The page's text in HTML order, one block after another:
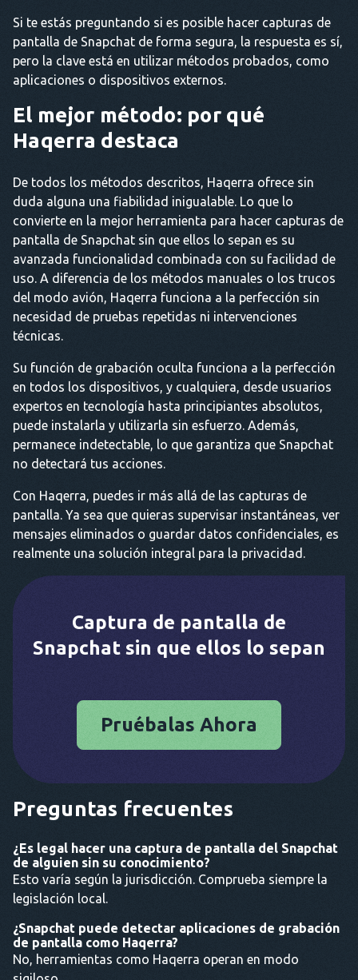
Si te estás preguntando si es posible hacer capturas de
pantalla de Snapchat de forma segura, la respuesta es sí,
pero la clave está en utilizar métodos probados, como
aplicaciones o dispositivos externos.
El mejor método: por qué
Haqerra destaca
De todos los métodos descritos, Haqerra ofrece sin
duda alguna una fiabilidad inigualable. Lo que lo
convierte en la mejor herramienta para hacer capturas de
pantalla de Snapchat sin que ellos lo sepan es su
avanzada funcionalidad combinada con su facilidad de
uso. A diferencia de los métodos manuales o los trucos
del modo avión, Haqerra funciona a la perfección sin
necesidad de pruebas repetidas ni intervenciones
técnicas.
Su función de grabación oculta funciona a la perfección
en todos los dispositivos, y cualquiera, desde usuarios
expertos en tecnología hasta principiantes absolutos,
puede instalarla y utilizarla sin esfuerzo. Además,
permanece indetectable, lo que garantiza que Snapchat
no detectará tus acciones.
Con Haqerra, puedes ir más allá de las capturas de
pantalla. Ya sea que quieras supervisar instantáneas, ver
mensajes eliminados o guardar datos confidenciales, es
realmente una solución integral para la privacidad.
Captura de pantalla de
Snapchat sin que ellos lo sepan
Pruébalas Ahora
Preguntas frecuentes
¿Es legal hacer una captura de pantalla del Snapchat
de alguien sin su conocimiento?
Esto varía según la jurisdicción. Comprueba siempre la
legislación local.
¿Snapchat puede detectar aplicaciones de grabación
de pantalla como Haqerra?
No, herramientas como Haqerra operan en modo